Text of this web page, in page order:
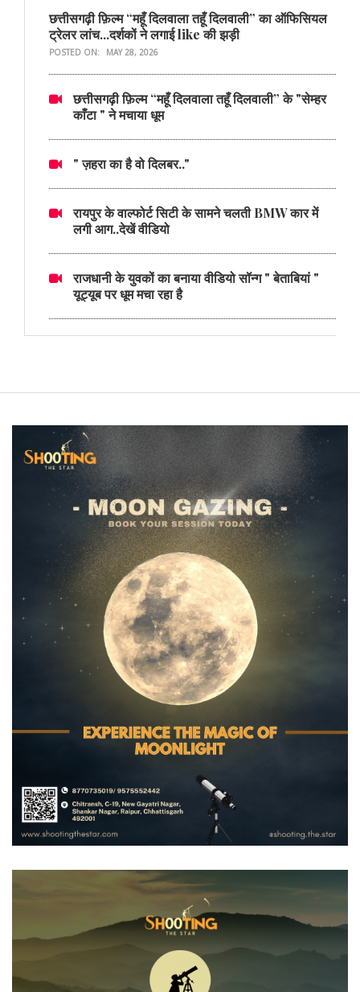
छत्तीसगढ़ी फ़िल्म “महूँ दिलवाला तहूँ दिलवाली” का ऑफिसियल
ट्रेलर लांच...दर्शकों ने लगाई like की झड़ी
POSTED ON: MAY 28, 2026
छत्तीसगढ़ी फ़िल्म “महूँ दिलवाला तहूँ दिलवाली” के "सेम्हर
काँटा " ने मचाया धूम
" ज़हरा का है वो दिलबर.."
रायपुर के वाल्फोर्ट सिटी के सामने चलती BMW कार में
लगी आग..देखें वीडियो
राजधानी के युवकों का बनाया वीडियो सॉन्ग " बेताबियां "
यूट्यूब पर धूम मचा रहा है